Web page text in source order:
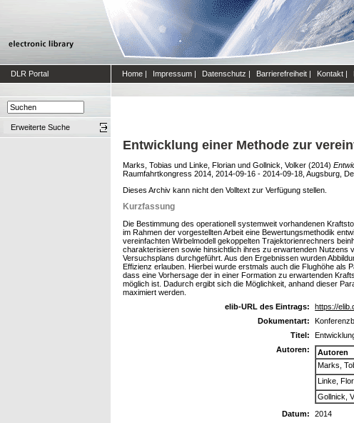
DLR Portal Home | Impressum | Datenschutz | Barrierefreiheit | Kontakt |
Erweiterte Suche
Entwicklung einer Methode zur
Marks, Tobias und Linke, Florian und Gollnick, Volker (2014)
Raumfahrtkongress 2014, 2014-09-16 - 2014-09-18, Augsburg,
Dieses Archiv kann nicht den Volltext zur Verfügung stellen.
Kurzfassung
Die Bestimmung des operationell systemweit vorhandenen
im Rahmen der vorgestellten Arbeit eine Bewertungsmethodik
vereinfachten Wirbelmodell gekoppelten Trajektorienrechners
charakterisieren sowie hinsichtlich ihres zu erwartenden Nutzens
Versuchsplans durchgeführt. Aus den Ergebnissen wurden
Effizienz erlauben. Hierbei wurde erstmals auch die Flughöhe als
dass eine Vorhersage der in einer Formation zu erwartenden
möglich ist. Dadurch ergibt sich die Möglichkeit, anhand dieser
maximiert werden.
elib-URL des Eintrags:
https://
Dokumentart:
Titel:
Autoren:
Autoren
Marks,
Linke,
Gollnick,
Datum:
2014